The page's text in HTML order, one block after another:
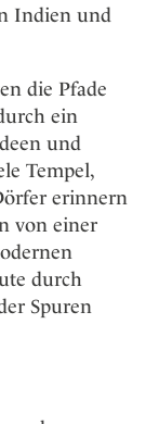
Indien und
die Pfade
ein
und
Tempel,
erinnern
von einer
durch
Spuren